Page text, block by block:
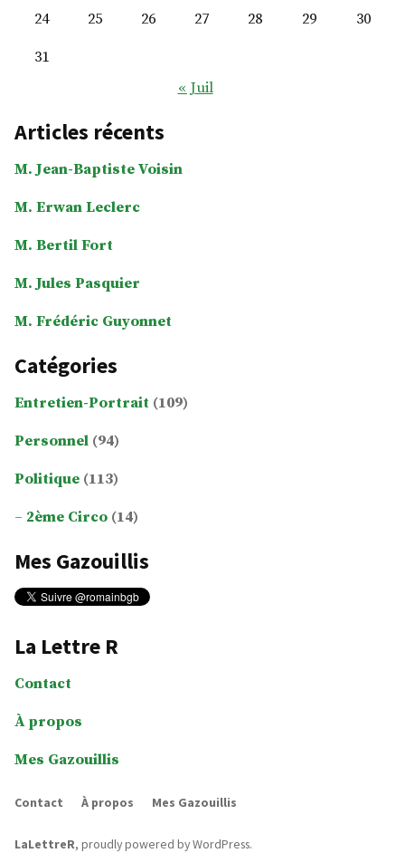
24
25 26 27 28 29
30
31
« Juil
Articles récents
M. Jean-Baptiste Voisin
M. Erwan Leclerc
M. Bertil Fort
M. Jules Pasquier
M. Frédéric Guyonnet
Catégories
Entretien-Portrait (109)
Personnel (94)
Politique (113)
2ème Circo (14)
Mes Gazouillis
La Lettre R
Contact
À propos
Mes Gazouillis
Contact À propos Mes Gazouillis
LaLettreR, proudly powered by WordPress.